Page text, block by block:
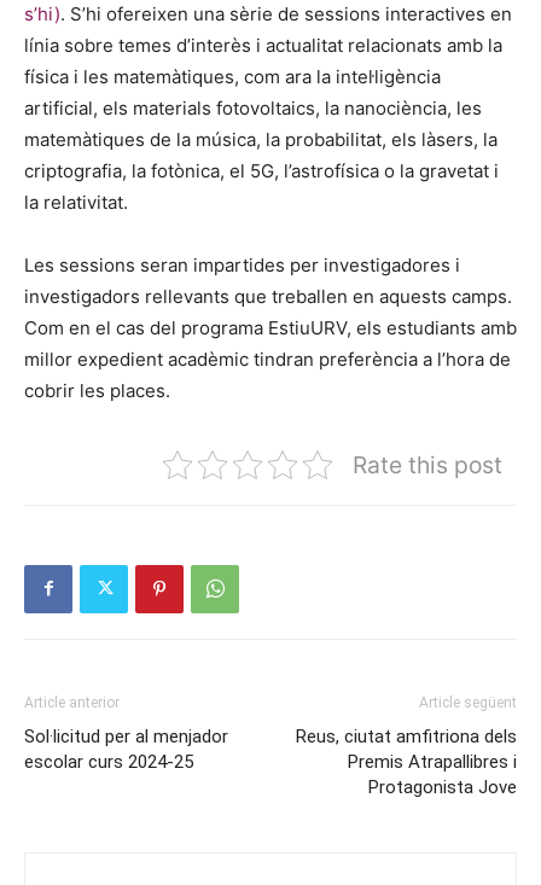
s’hi). S’hi ofereixen una sèrie de sessions interactives en
línia sobre temes d’interès i actualitat relacionats amb la
física i les matemàtiques, com ara la intel·ligència
artificial, els materials fotovoltaics, la nanociència, les
matemàtiques de la música, la probabilitat, els làsers, la
criptografia, la fotònica, el 5G, l’astrofísica o la gravetat i
la relativitat.
Les sessions seran impartides per investigadores i
investigadors rellevants que treballen en aquests camps.
Com en el cas del programa EstiuURV, els estudiants amb
millor expedient acadèmic tindran preferència a l’hora de
cobrir les places.
Rate this post
Article anterior
Sol·licitud per al menjador
escolar curs 2024-25
Article següent
Reus, ciutat amfitriona dels
Premis Atrapallibres i
Protagonista Jove